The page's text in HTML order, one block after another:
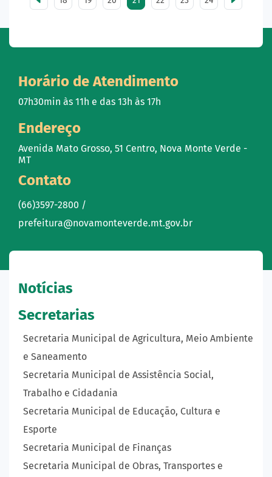
Horário de Atendimento
07h30min às 11h e das 13h às 17h
Endereço
Avenida Mato Grosso, 51 Centro, Nova Monte Verde -
MT
Contato
(66)3597-2800 /
prefeitura@novamonteverde.mt.gov.br
Notícias
Secretarias
Secretaria Municipal de Agricultura, Meio Ambiente
e Saneamento
Secretaria Municipal de Assistência Social,
Trabalho e Cidadania
Secretaria Municipal de Educação, Cultura e
Esporte
Secretaria Municipal de Finanças
Secretaria Municipal de Obras, Transportes e